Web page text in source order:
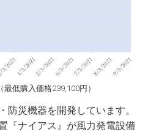
低購入価格239,100円）
防災機器を開発しています。
『ナイアス』が風力発電設備